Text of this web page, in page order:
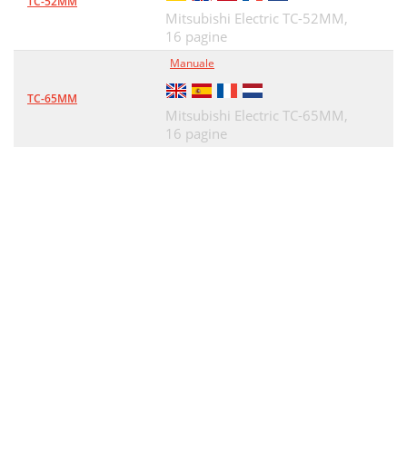
Mitsubishi Electric TC-52MM,
16 pagine
TC-65MM
Manuale
Mitsubishi Electric TC-65MM,
16 pagine